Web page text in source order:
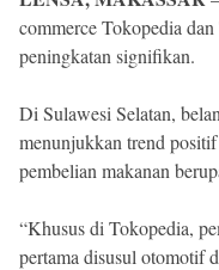
commerce Tokopedia
peningkatan signifikan.
Di Sulawesi Selatan,
menunjukkan trend
pembelian makanan
“Khusus di Tokopedia,
pertama disusul otomotif